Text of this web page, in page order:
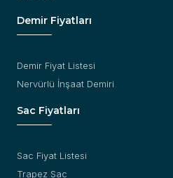
Demir Fiyatları
Demir Fiyat Listesi
Nervürlü İnşaat Demiri
Sac Fiyatları
Sac Fiyat Listesi
Trapez Sac